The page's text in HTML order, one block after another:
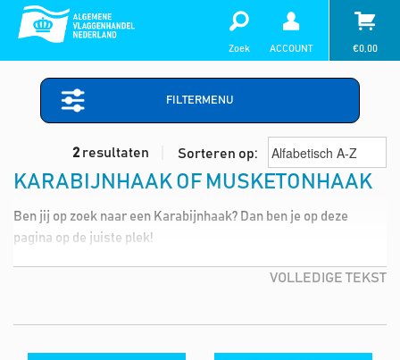
Zoek ACCOUNT €0,00
FILTERMENU
2 resultaten Sorteren op:
KARABIJNHAAK OF MUSKETONHAAK
Ben jij op zoek naar een Karabijnhaak? Dan ben je op deze
pagina op de juiste plek!
VOLLEDIGE TEKST